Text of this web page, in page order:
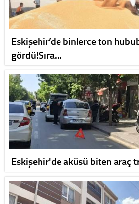
Eskişehir’de binlerce ton
gördü!Sıra…
Eskişehir'de aküsü biten araç